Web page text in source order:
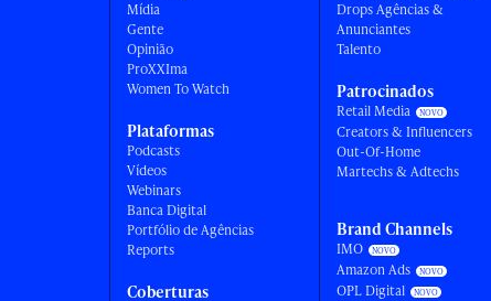
Mídia
Gente
Opinião
ProXXIma
Women To Watch
Plataformas
Podcasts
Vídeos
Webinars
Banca Digital
Portfólio de Agências
Reports
Coberturas
Drops Agências &
Anunciantes
Talento
Patrocinados
Retail Media
Creators & Influencers
Out-Of-Home
Martechs & Adtechs
Brand Channels
IMO
Amazon Ads
OPL Digital